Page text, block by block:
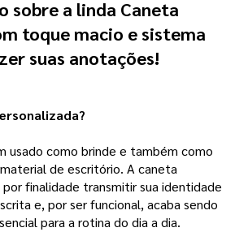
sobre a linda Caneta
toque macio e sistema
suas anotações!
usado como brinde e também como
de escritório. A caneta
finalidade transmitir sua identidade
e, por ser funcional, acaba sendo
para a rotina do dia a dia.